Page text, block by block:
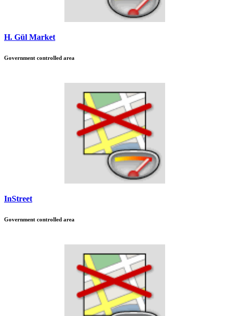
H. Gül Market
Government controlled area
InStreet
Government controlled area